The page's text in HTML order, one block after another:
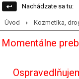
Nachádzate sa tu:
Úvod Kozmetika,
Momentálne